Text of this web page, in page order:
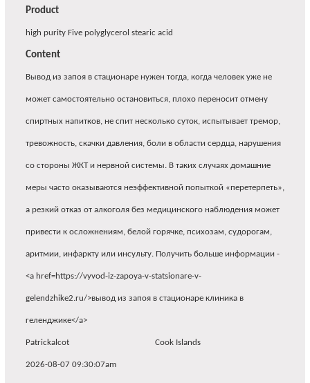
Product
high purity Five polyglycerol stearic acid
Content
Вывод из запоя в стационаре нужен тогда, когда человек уже не
может самостоятельно остановиться, плохо переносит отмену
спиртных напитков, не спит несколько суток, испытывает тремор,
тревожность, скачки давления, боли в области сердца, нарушения
со стороны ЖКТ и нервной системы. В таких случаях домашние
меры часто оказываются неэффективной попыткой «перетерпеть»,
а резкий отказ от алкоголя без медицинского наблюдения может
привести к осложнениям, белой горячке, психозам, судорогам,
аритмии, инфаркту или инсульту. Получить больше информации -
<a href=https://vyvod-iz-zapoya-v-statsionare-v-
gelendzhike2.ru/>вывод из запоя в стационаре клиника в
геленджике</a>
Patrickalcot Cook Islands
2026-08-07 09:30:07am